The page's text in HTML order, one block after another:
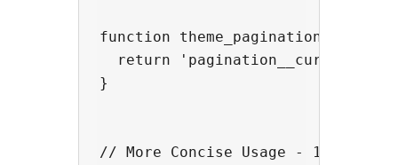
function
return 'pagination__current-
}
// More Concise Usage - 1